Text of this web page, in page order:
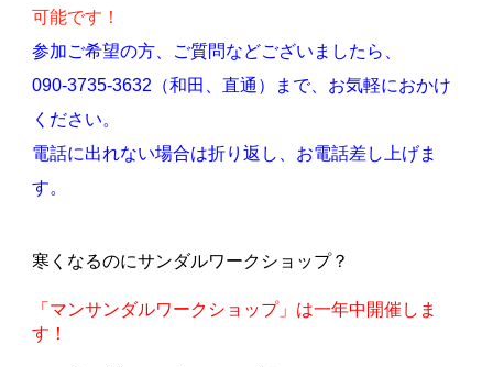
可能です！
参加ご希望の方、ご質問などございましたら、
090-3735-3632（和田、直通）まで、お気軽におかけ
ください。
電話に出れない場合は折り返し、お電話差し上げま
す。
寒くなるのにサンダルワークショップ？
「マンサンダルワークショップ」は一年中開催しま
す！